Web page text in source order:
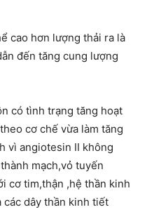
cao hơn lượng thải ra là
đến tăng cung lượng
có tình trạng tăng hoạt
cơ chế vừa làm tăng
vì angiotesin II không
mạch,vỏ tuyến
cơ tim,thận ,hệ thần kinh
các dây thần kinh tiết